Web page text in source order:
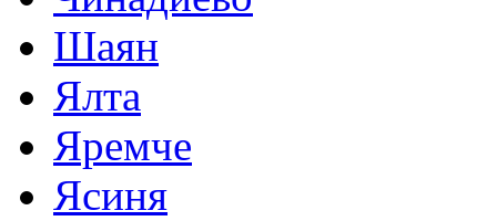
Шаян
Ялта
Яремче
Ясиня